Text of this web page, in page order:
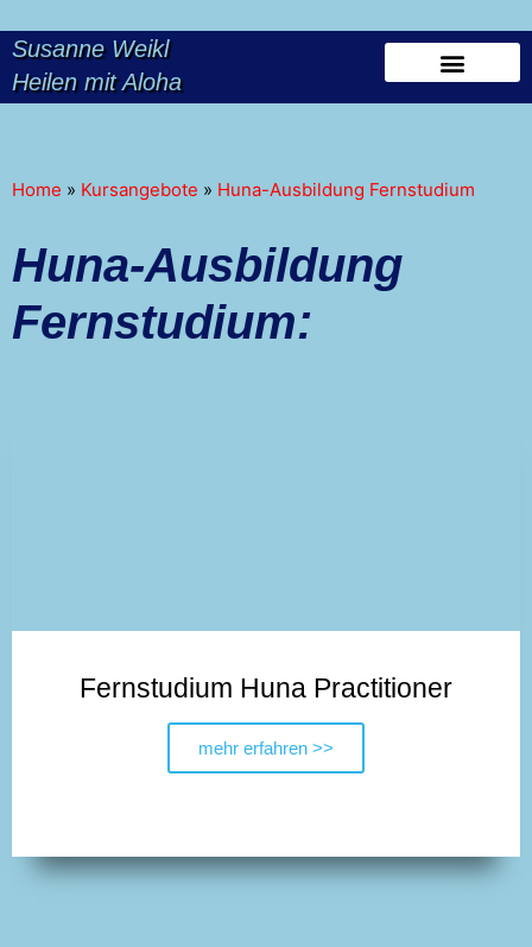
Susanne Weikl
Heilen mit Aloha
Home » Kursangebote » Huna-Ausbildung Fernstudium
Huna-Ausbildung
Fernstudium:
Fernstudium Huna Practitioner
mehr erfahren >>